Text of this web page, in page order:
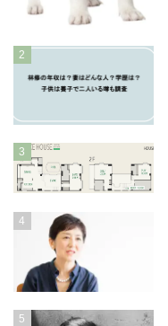
2
3
4
5